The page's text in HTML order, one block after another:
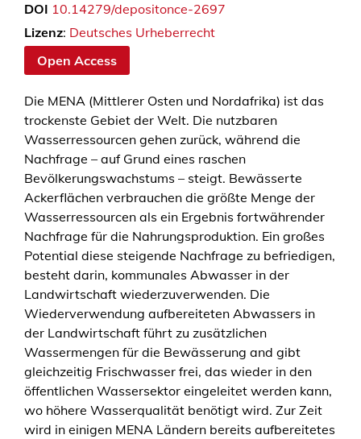
DOI 10.14279/depositonce-2697
Lizenz: Deutsches Urheberrecht
Open Access
Die MENA (Mittlerer Osten und Nordafrika) ist das
trockenste Gebiet der Welt. Die nutzbaren
Wasserressourcen gehen zurück, während die
Nachfrage – auf Grund eines raschen
Bevölkerungswachstums – steigt. Bewässerte
Ackerflächen verbrauchen die größte Menge der
Wasserressourcen als ein Ergebnis fortwährender
Nachfrage für die Nahrungsproduktion. Ein großes
Potential diese steigende Nachfrage zu befriedigen,
besteht darin, kommunales Abwasser in der
Landwirtschaft wiederzuverwenden. Die
Wiederverwendung aufbereiteten Abwassers in
der Landwirtschaft führt zu zusätzlichen
Wassermengen für die Bewässerung and gibt
gleichzeitig Frischwasser frei, das wieder in den
öffentlichen Wassersektor eingeleitet werden kann,
wo höhere Wasserqualität benötigt wird. Zur Zeit
wird in einigen MENA Ländern bereits aufbereitetes